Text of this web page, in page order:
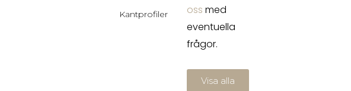
Kantprofiler
oss med
eventuella
frågor.
Visa alla